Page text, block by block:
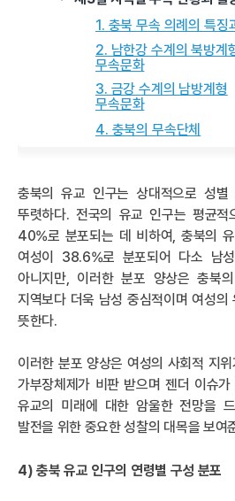
1. 충북 무속 의례의 특징
2. 남한강 수계의 북방계
무속문화
3. 금강 수계의 남방계형
무속문화
4. 충북의 무속단체
충북의 유교 인구는 상대적으로 성
뚜렷하다. 전국의 유교 인구는 평균
40%로 분포되는 데 비하여, 충북의
여성이 38.6%로 분포되어 다소 남
아니지만, 이러한 분포 양상은 충북
지역보다 더욱 남성 중심적이며 여성의
뜻한다.
이러한 분포 양상은 여성의 사회적 지
가부장체제가 비판 받으며 젠더 이슈
유교의 미래에 대한 암울한 전망을
발전을 위한 중요한 성찰의 대목을 보여
4) 충북 유교 인구의 연령별 구성 분포